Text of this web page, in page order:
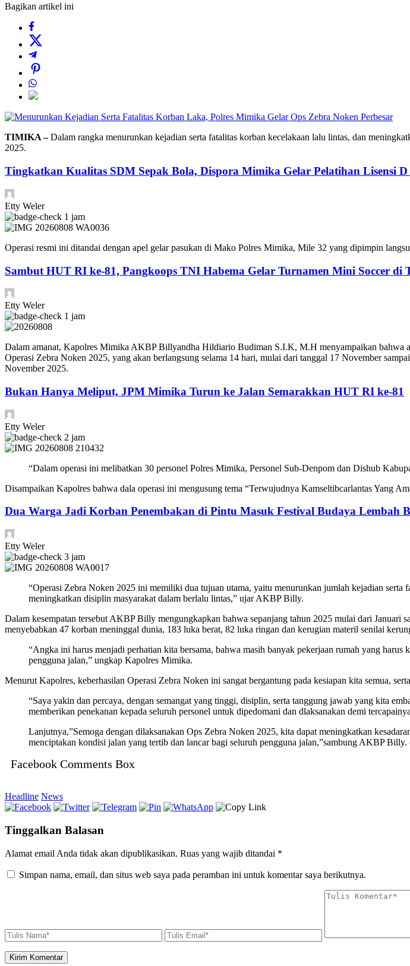
Bagikan artikel ini
Perbesar
TIMIKA –Dalam rangka menurunkan kejadian serta fatalitas korban kecelakaan lalu lintas, dan
2025.
Tingkatkan Kualitas SDM Sepak Bola, Dispora Mimika Gelar Pelatihan Lisensi D
Etty Weler
1 jam
Operasi resmi ini ditandai dengan apel gelar pasukan di Mako Polres Mimika, Mile 32 yang dipimpin
Sambut HUT RI ke-81, Pangkoops TNI Habema Gelar Turnamen Mini Soccer di
Etty Weler
1 jam
Dalam amanat, Kapolres Mimika AKBP Billyandha Hildiario Budiman S.I.K, M.H menyampaikan bahwa
Operasi Zebra Noken 2025, yang akan berlangsung selama 14 hari, mulai dari tanggal 17 November
November 2025.
Bukan Hanya Meliput, JPM Mimika Turun ke Jalan Semarakkan HUT RI ke-81
Etty Weler
2 jam
“Dalam operasi ini melibatkan 30 personel Polres Mimika, Personel Sub-Denpom dan Dishub
Disampaikan Kapolres bahwa dala operasi ini mengusung tema “Terwujudnya Kamseltibcarlantas Yang
Dua Warga Jadi Korban Penembakan di Pintu Masuk Festival Budaya Lembah
Etty Weler
3 jam
“Operasi Zebra Noken 2025 ini memiliki dua tujuan utama, yaitu menurunkan jumlah kejadian serta
meningkatkan disiplin masyarakat dalam berlalu lintas,” ujar AKBP Billy.
Dalam kesempatan tersebut AKBP Billy mengungkapkan bahwa sepanjang tahun 2025 mulai dari Januari
menyebabkan 47 korban meninggal dunia, 183 luka berat, 82 luka ringan dan kerugian materil senilai
“Angka ini harus menjadi perhatian kita bersama, bahwa masih banyak pekerjaan rumah yang
pengguna jalan,” ungkap Kapolres Mimika.
Menurut Kapolres, keberhasilan Operasi Zebra Noken ini sangat bergantung pada kesiapan kita semua,
“Saya yakin dan percaya, dengan semangat yang tinggi, disiplin, serta tanggung jawab yang kita
memberikan penekanan kepada seluruh personel untuk dipedomani dan dlaksanakan demi
Lanjutnya,”Semoga dengan dilaksanakan Ops Zebra Noken 2025, kita dapat meningkatkan
menciptakan kondisi jalan yang tertib dan lancar bagi seluruh pengguna jalan,”sambung AKBP
Facebook Comments Box
Headline News
Tinggalkan Balasan
Alamat email Anda tidak akan dipublikasikan. Ruas yang wajib ditandai *
Simpan nama, email, dan situs web saya pada peramban ini untuk komentar saya berikutnya.